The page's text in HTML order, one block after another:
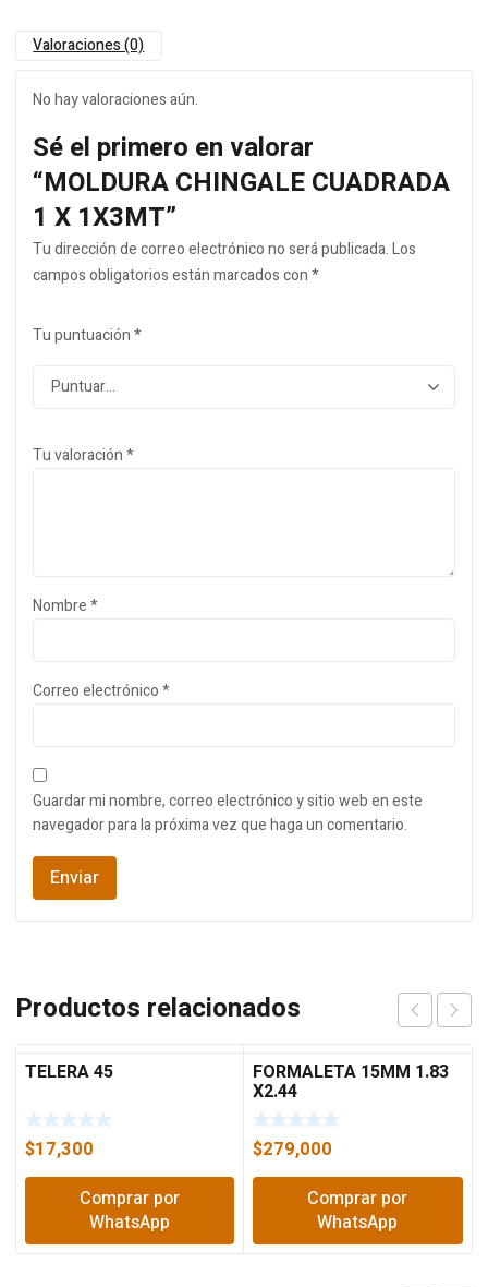
Valoraciones (0)
No hay valoraciones aún.
Sé el primero en valorar
“MOLDURA CHINGALE CUADRADA
1 X 1X3MT”
Tu dirección de correo electrónico no será publicada.Los
campos obligatorios están marcados con*
Tu puntuación*
Tu valoración*
Nombre*
Correo electrónico*
Guardar mi nombre, correo electrónico y sitio web en este
navegador para la próxima vez que haga un comentario.
Productos relacionados
TELERA 45
$17,300
Comprar por
WhatsApp
FORMALETA 15MM 1.83
X2.44
$279,000
Comprar por
WhatsApp